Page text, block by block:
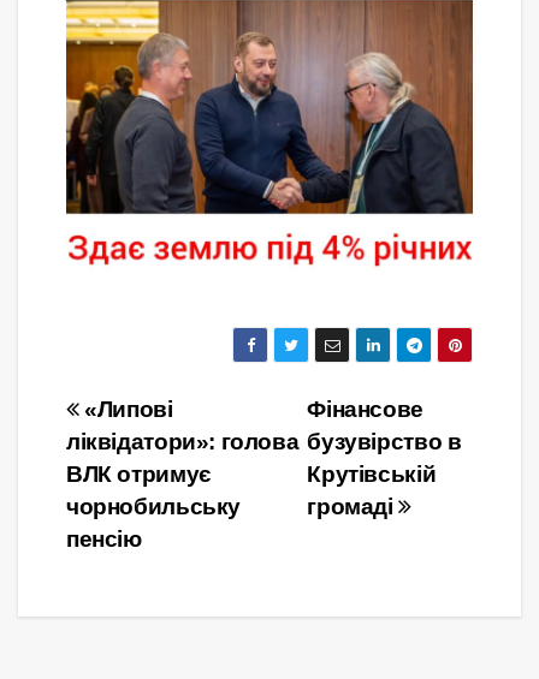
Навігація
записів
Фінансове
бузувірство в
Крутівській
громаді
«Липові
ліквідатори»: голова
ВЛК отримує
чорнобильську
пенсію